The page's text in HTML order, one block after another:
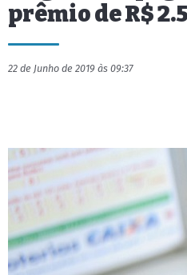
prêmio de R$
22 de Junho de 2019 às 09:37